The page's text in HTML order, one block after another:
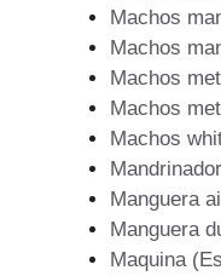
Machos
Machos
Machos
Machos
Machos
Manguera
Manguera
Maquina